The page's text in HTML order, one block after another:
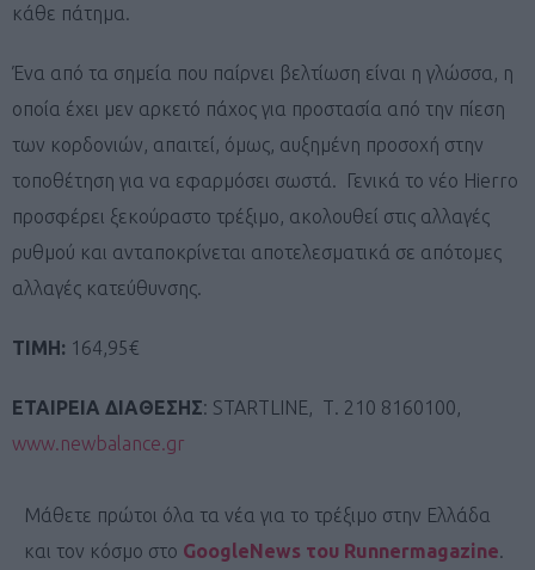
κάθε πάτημα.
Ένα από τα σημεία που παίρνει βελτίωση είναι η γλώσσα, η
οποία έχει μεν αρκετό πάχος για προστασία από την πίεση
των κορδονιών, απαιτεί, όμως, αυξημένη προσοχή στην
τοποθέτηση για να εφαρμόσει σωστά. Γενικά το νέο Hierro
προσφέρει ξεκούραστο τρέξιμο, ακολουθεί στις αλλαγές
ρυθμού και ανταποκρίνεται αποτελεσματικά σε απότομες
αλλαγές κατεύθυνσης.
ΤΙΜΗ: 164,95€
ΕΤΑΙΡΕΙΑ ΔΙΑΘΕΣΗΣ: STARTLINE, Τ. 210 8160100,
www.newbalance.gr
Μάθετε πρώτοι όλα τα νέα για το τρέξιμο στην Ελλάδα
και τον κόσμο στο GoogleNews του Runnermagazine.